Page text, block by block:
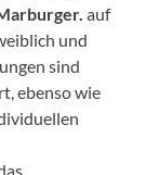
auf
und
sind
ebenso wie